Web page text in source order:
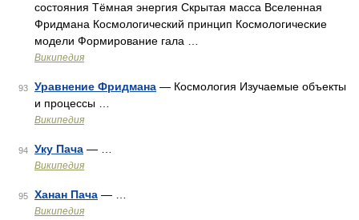
состояния Тёмная энергия Скрытая масса Вселенная
Фридмана Космологический принцип Космологические
модели Формирование гала …
Википедия
93 Уравнение Фридмана — Космология Изучаемые объекты
и процессы …
Википедия
94 Уку Пача — …
Википедия
95 Ханан Пача — …
Википедия